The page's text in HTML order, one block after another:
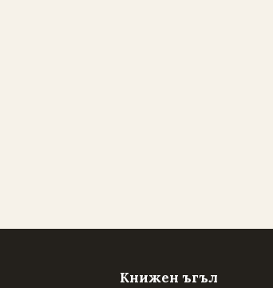
Книжен ъгъл